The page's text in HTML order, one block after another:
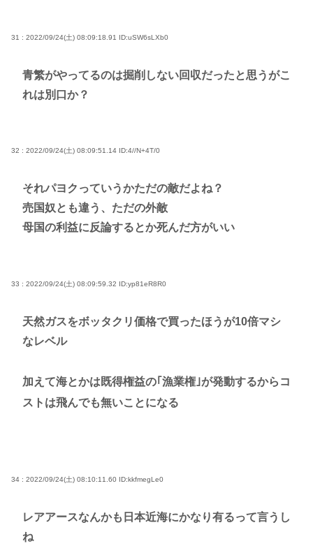
31 : 2022/09/24(土) 08:09:18.91 ID:uSW6sLXb0
青繁がやってるのは掘削しない回収だったと思うがこ
れは別口か？
32 : 2022/09/24(土) 08:09:51.14 ID:4//N+4T/0
それパヨクっていうかただの敵だよね？
売国奴とも違う、ただの外敵
母国の利益に反論するとか死んだ方がいい
33 : 2022/09/24(土) 08:09:59.32 ID:yp81eR8R0
天然ガスをボッタクリ価格で買ったほうが10倍マシ
なレベル
加えて海とかは既得権益の｢漁業権｣が発動するからコ
ストは飛んでも無いことになる
34 : 2022/09/24(土) 08:10:11.60 ID:kkfmegLe0
レアアースなんかも日本近海にかなり有るって言うし
ね